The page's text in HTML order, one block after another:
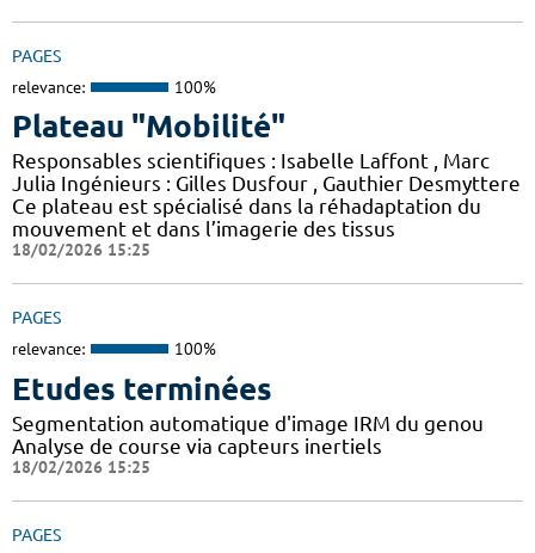
PAGES
relevance: 100%
Plateau "Mobilité"
Responsables scientifiques : Isabelle Laffont , Marc
Julia Ingénieurs : Gilles Dusfour , Gauthier Desmyttere
Ce plateau est spécialisé dans la réhadaptation du
mouvement et dans l’imagerie des tissus
18/02/2026 15:25
PAGES
relevance: 100%
Etudes terminées
Segmentation automatique d'image IRM du genou
Analyse de course via capteurs inertiels
18/02/2026 15:25
PAGES